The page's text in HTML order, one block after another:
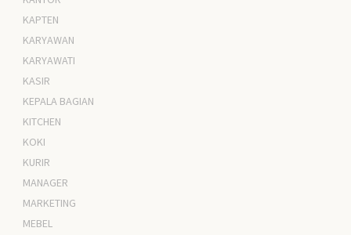
KAPTEN
KARYAWAN
KARYAWATI
KASIR
KEPALA BAGIAN
KITCHEN
KOKI
KURIR
MANAGER
MARKETING
MEBEL